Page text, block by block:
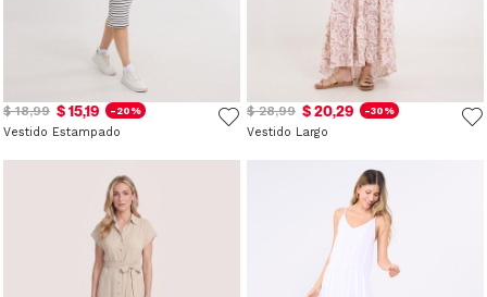
$ 18,99 $ 15,19 -20%
Vestido Estampado
$ 28,99 $ 20,29 -30%
Vestido Largo